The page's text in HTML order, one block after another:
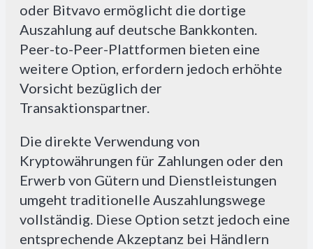
oder Bitvavo ermöglicht die dortige
Auszahlung auf deutsche Bankkonten.
Peer-to-Peer-Plattformen bieten eine
weitere Option, erfordern jedoch erhöhte
Vorsicht bezüglich der
Transaktionspartner.
Die direkte Verwendung von
Kryptowährungen für Zahlungen oder den
Erwerb von Gütern und Dienstleistungen
umgeht traditionelle Auszahlungswege
vollständig. Diese Option setzt jedoch eine
entsprechende Akzeptanz bei Händlern